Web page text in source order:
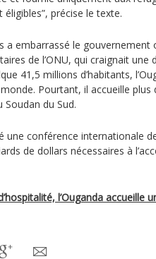
éligibles”, précise le texte.
a embarrassé le gouvernement
de l’ONU, qui craignait une
41,5 millions d’habitants,
Pourtant, il accueille plus
du Sud.
une conférence internationale
de dollars nécessaires à
l’Ouganda accueille